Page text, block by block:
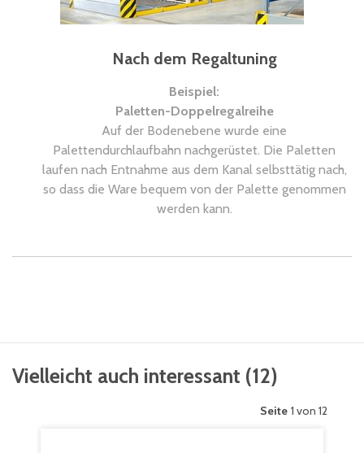
Nach dem Regaltuning
Beispiel:
Paletten-Doppelregalreihe
Auf der Bodenebene wurde eine
Palettendurchlaufbahn nachgerüstet. Die Paletten
laufen nach Entnahme aus dem Kanal selbsttätig nach,
so dass die Ware bequem von der Palette genommen
werden kann.
Vielleicht auch interessant (12)
Seite 1 von 12